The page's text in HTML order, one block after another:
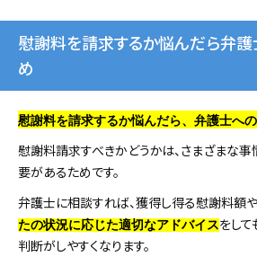
慰謝料を請求するか悩んだら弁
め
慰謝料を請求するか悩んだら、弁護士へ
慰謝料請求すべきかどうかは、さまざまな
要があるためです。
弁護士に相談すれば、獲得し得る慰謝料額
たの状況に応じた適切なアドバイスをして
判断がしやすくなります。